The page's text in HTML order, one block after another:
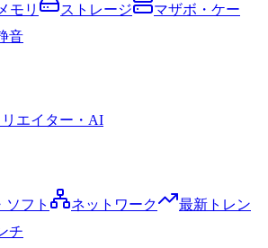
メモリ ストレージ
マザボ・ケー
音
リエイター・AI
ソフト ネットワーク
最新トレン
チ